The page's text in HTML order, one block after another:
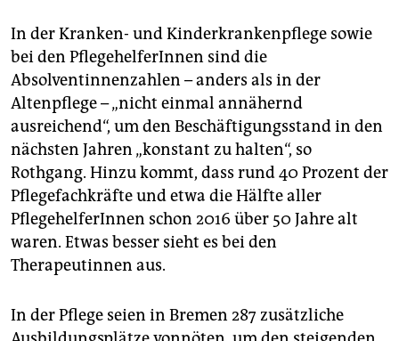
362 AbsolventInnen vom Jahr 2016 gegenüber.
In der Kranken- und Kinderkrankenpflege sowie
bei den PflegehelferInnen sind die
Absolventinnenzahlen – anders als in der
Altenpflege – „nicht einmal annähernd
ausreichend“, um den Beschäftigungsstand in den
nächsten Jahren „konstant zu halten“, so
Rothgang. Hinzu kommt, dass rund 40 Prozent der
Pflegefachkräfte und etwa die Hälfte aller
PflegehelferInnen schon 2016 über 50 Jahre alt
waren. Etwas besser sieht es bei den
Therapeutinnen aus.
In der Pflege seien in Bremen 287 zusätzliche